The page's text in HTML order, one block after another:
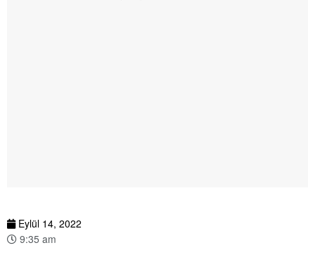
Eylül 14, 2022
9:35 am